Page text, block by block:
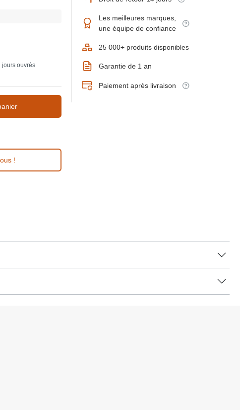
jours ouvrés
!
Les meilleures marques,
une équipe de confiance
25 000+ produits disponibles
Garantie de 1 an
Paiement après livraison